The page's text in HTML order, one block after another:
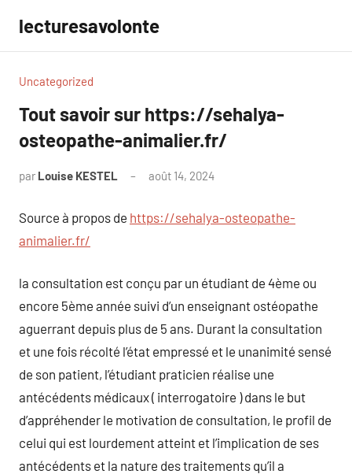
contenu
lecturesavolonte
Uncategorized
Tout savoir sur https://sehalya-
osteopathe-animalier.fr/
par Louise KESTEL août 14, 2024
Source à propos de https://sehalya-osteopathe-
animalier.fr/
la consultation est conçu par un étudiant de 4ème ou
encore 5ème année suivi d’un enseignant ostéopathe
aguerrant depuis plus de 5 ans. Durant la consultation
et une fois récolté l’état empressé et le unanimité sensé
de son patient, l’étudiant praticien réalise une
antécédents médicaux ( interrogatoire ) dans le but
d’appréhender le motivation de consultation, le profil de
celui qui est lourdement atteint et l’implication de ses
antécédents et la nature des traitements qu’il a